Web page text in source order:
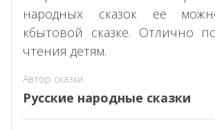
народных сказок ее
кбытовой сказке. Отлично
чтения детям.
Автор сказки
Русские народные сказки